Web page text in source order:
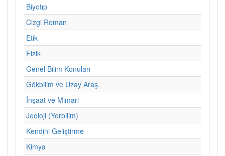
Biyotıp
Cizgi Roman
Etik
Fizik
Genel Bilim Konuları
Gökbilim ve Uzay Araş.
İnşaat ve Mimari
Jeoloji (Yerbilim)
Kendini Geliştirme
Kimya